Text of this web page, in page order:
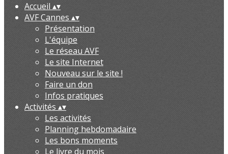
Accueil ▴▾
AVF Cannes ▴▾
Présentation
L'équipe
Le réseau AVF
Le site Internet
Nouveau sur le site !
Faire un don
Infos pratiques
Activités ▴▾
Les activités
Planning hebdomadaire
Les bons moments
Le livre du mois